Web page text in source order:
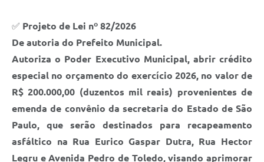
✅ Projeto de Lei nº 82/2026
De autoria do Prefeito Municipal.
Autoriza o Poder Executivo Municipal, abrir crédito
especial no orçamento do exercício 2026, no valor de
R$ 200.000,00 (duzentos mil reais) provenientes de
emenda de convênio da secretaria do Estado de São
Paulo, que serão destinados para recapeamento
asfáltico na Rua Eurico Gaspar Dutra, Rua Hector
Legru e Avenida Pedro de Toledo, visando aprimorar